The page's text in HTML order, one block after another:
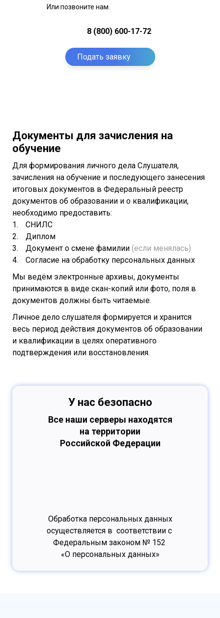
Или позвоните нам.
8 (800) 600-17-72
Подать заявку
Документы для зачисления на
обучение
Для формирования личного дела Слушателя,
зачисления на обучение и последующего занесения
итоговых документов в Федеральный реестр
документов об образовании и о квалификации,
необходимо предоставить:
СНИЛС
Диплом
Документ о смене фамилии (если менялась)
Согласие на обработку персональных данных
Мы ведём электронные архивы, документы
принимаются в виде скан-копий или фото, поля в
документов должны быть читаемые.
Личное дело слушателя формируется и хранится
весь период действия документов об образовании
и квалификации в целях оперативного
подтверждения или восстановления.
У нас безопасно
Все наши серверы находятся
на территории
Российской Федерации
Обработка персональных данных
осуществляется в соответствии с
Федеральным законом № 152
«О персональных данных»